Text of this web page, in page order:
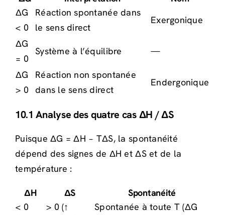
ΔG
< 0
Réaction spontanée dans
le sens direct
Exergonique
ΔG
= 0
Système à l’équilibre —
ΔG
> 0
Réaction non spontanée
dans le sens direct
Endergonique
10.1 Analyse des quatre cas ΔH / ΔS
Puisque ΔG = ΔH − TΔS, la spontanéité
dépend des signes de ΔH et ΔS et de la
température :
ΔH ΔS
Spontanéité
< 0
> 0 (↑
Spontanée à toute T (ΔG